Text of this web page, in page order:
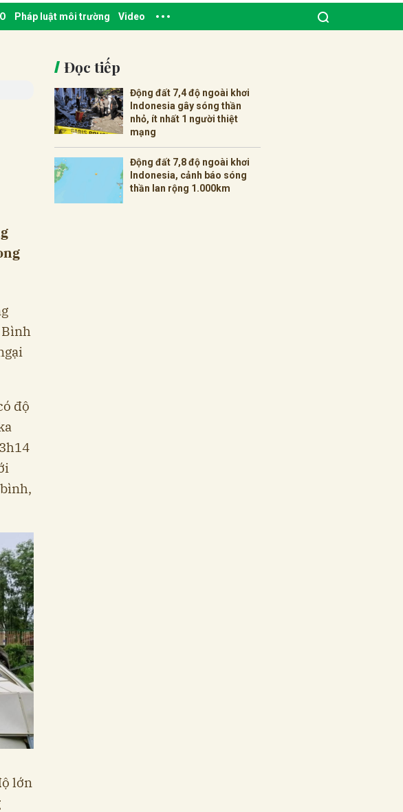
Pháp luật môi trường Video
Bình
độ
lớn
Đọc tiếp
Động đất 7,4 độ ngoài khơi
Indonesia gây sóng thần
nhỏ, ít nhất 1 người thiệt
mạng
Động đất 7,8 độ ngoài khơi
Indonesia, cảnh báo sóng
thần lan rộng 1.000km